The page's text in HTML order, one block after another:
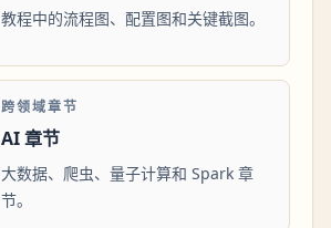
教程中的流程图、配置图和关键截图。
跨领域章节
AI 章节
大数据、爬虫、量子计算和 Spark 章
节。